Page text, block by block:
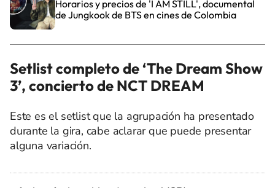
Horarios y precios de 'I AM STILL', documental
de Jungkook de BTS en cines de Colombia
Setlist completo de ‘The Dream Show
3’, concierto de NCT DREAM
Este es el setlist que la agrupación ha presentado
durante la gira, cabe aclarar que puede presentar
alguna variación.